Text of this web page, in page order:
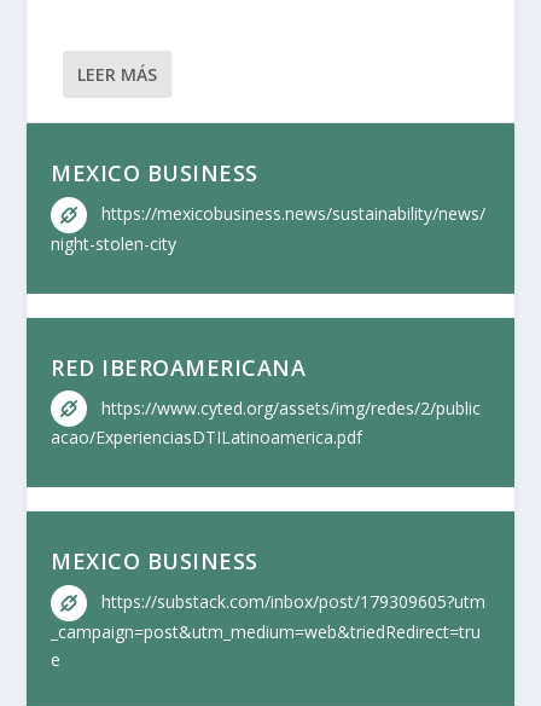
LEER MÁS
MEXICO BUSINESS
https://mexicobusiness.news/sustainability/news/
night-stolen-city
RED IBEROAMERICANA
https://www.cyted.org/assets/img/redes/2/public
acao/ExperienciasDTILatinoamerica.pdf
MEXICO BUSINESS
https://substack.com/inbox/post/179309605?utm
_campaign=post&utm_medium=web&triedRedirect=tru
e